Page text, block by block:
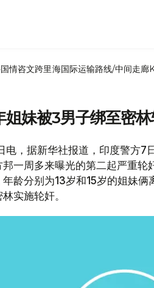
国情咨文跨里海国际运输路线/中间走廊
姐妹被3男子绑至密
电，据新华社报道，印度警方7
一周多来曝光的第二起严重
龄分别为13岁和15岁的姐妹
实施轮奸。